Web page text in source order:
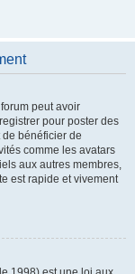
peut avoir
pour poster des
de bénéficier de
comme les avatars
aux autres membres,
est rapide et vivement